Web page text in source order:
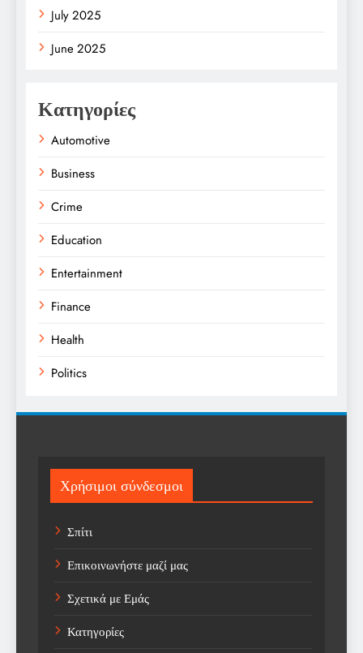
July 2025
June 2025
Κατηγορίες
Automotive
Business
Crime
Education
Entertainment
Finance
Health
Politics
Sport
Sports
Technology
Trending
Weather
Αγορά
Χρήσιμοι σύνδεσμοι
Σπίτι
Επικοινωνήστε μαζί μας
Σχετικά με Εμάς
Κατηγορίες